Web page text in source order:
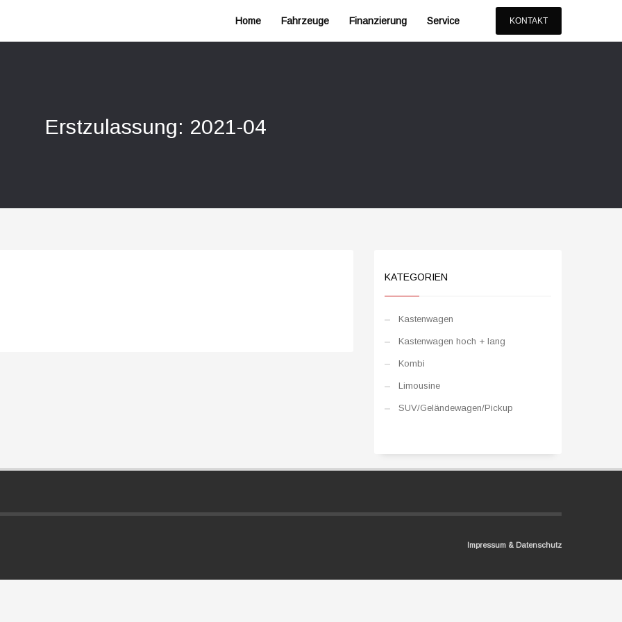
Home Fahrzeuge Finanzierung Service KONTAKT
Erstzulassung: 2021-04
KATEGORIEN
Kastenwagen
Kastenwagen hoch + lang
Kombi
Limousine
SUV/Geländewagen/Pickup
Impressum & Datenschutz